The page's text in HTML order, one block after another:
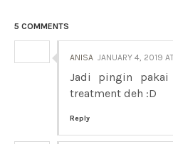
5 COMMENTS
ANISA JANUARY 4, 2019
Jadi pingin pakai
treatment deh :D
Reply